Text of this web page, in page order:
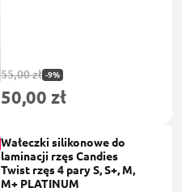
55,00 zł -9%
50,00 zł
Wałeczki silikonowe do
laminacji rzęs Candies
Twist rzęs 4 pary S, S+, M,
M+ PLATINUM